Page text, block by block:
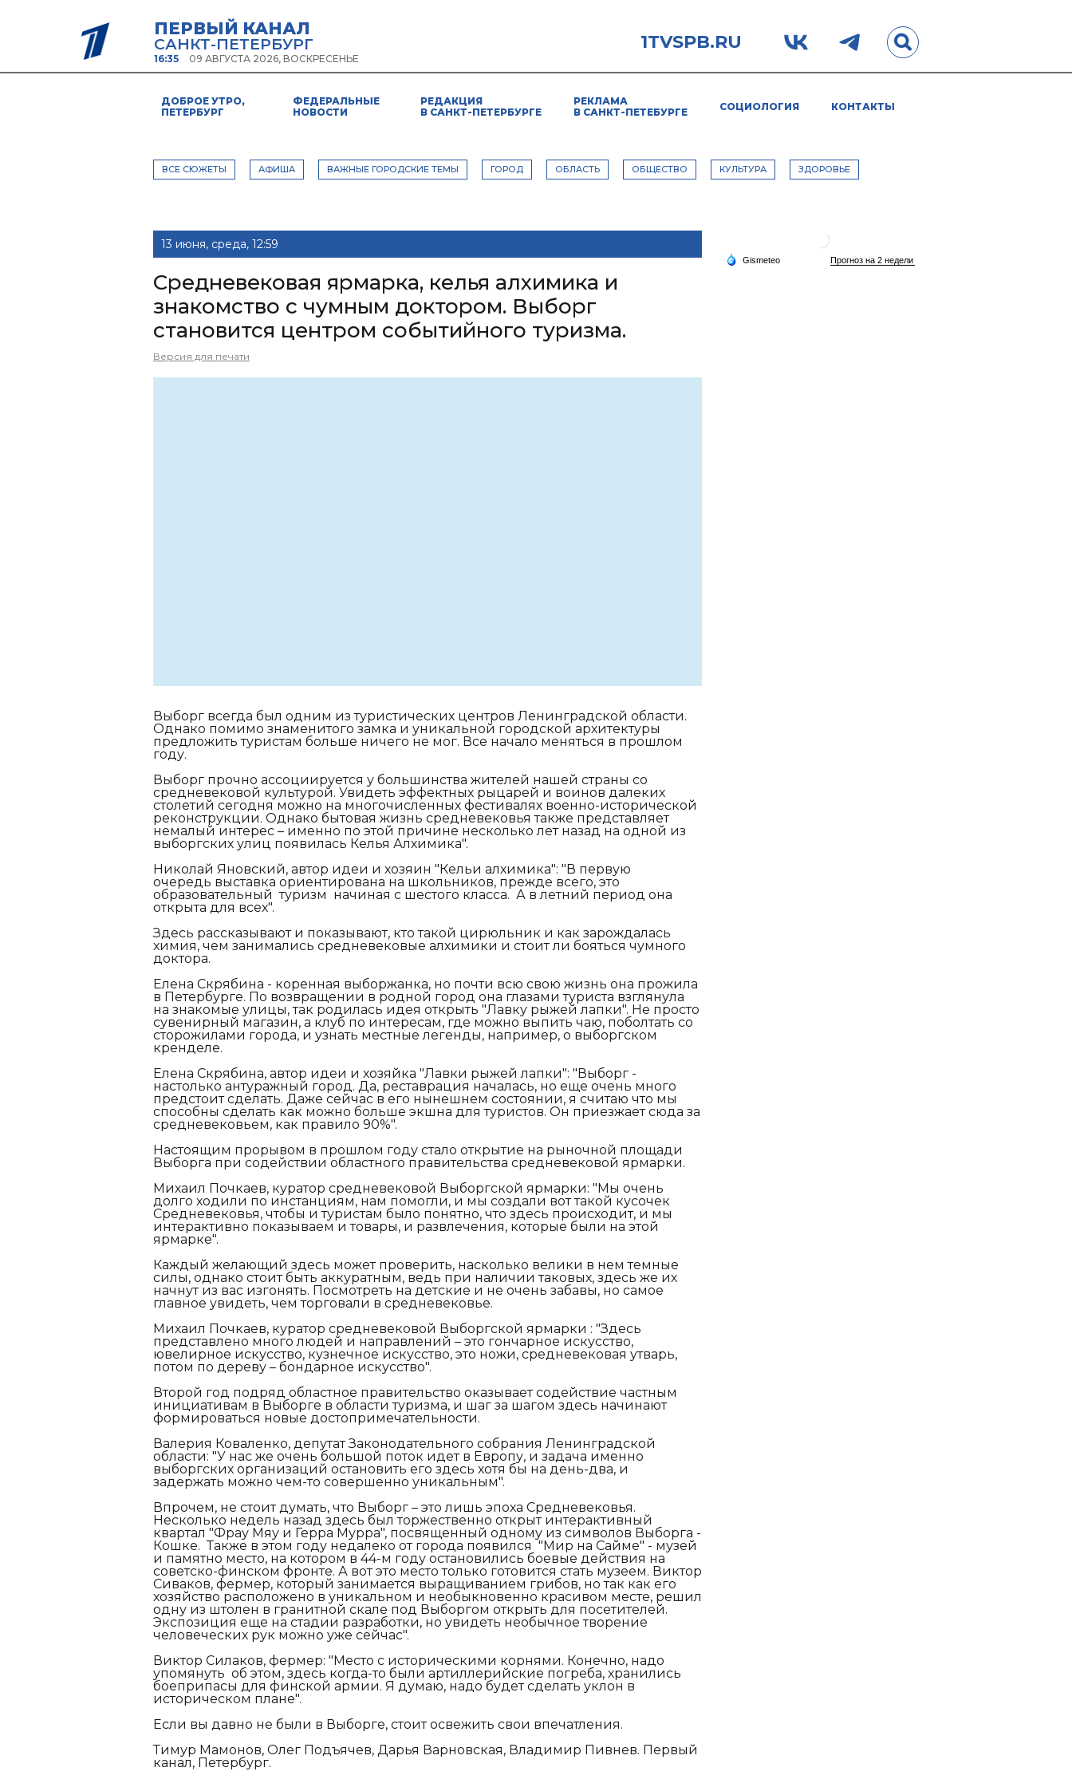
ПЕРВЫЙ КАНАЛ
САНКТ-ПЕТЕРБУРГ
16:35 09 АВГУСТА 2026, ВОСКРЕСЕНЬЕ
1TVSPB.RU
ДОБРОЕ УТРО,
ПЕТЕРБУРГ
ФЕДЕРАЛЬНЫЕ
НОВОСТИ
РЕДАКЦИЯ
В САНКТ-ПЕТЕРБУРГЕ
РЕКЛАМА
В САНКТ-ПЕТЕБУРГЕ
СОЦИОЛОГИЯ КОНТАКТЫ
ВСЕ СЮЖЕТЫ АФИША ВАЖНЫЕ ГОРОДСКИЕ ТЕМЫ ГОРОД ОБЛАСТЬ ОБЩЕСТВО КУЛЬТУРА ЗДОРОВЬЕ
13 июня, среда, 12:59
Средневековая ярмарка, келья алхимика и
знакомство с чумным доктором. Выборг
становится центром событийного туризма.
Версия для печати
Выборг всегда был одним из туристических центров Ленинградской области.
Однако помимо знаменитого замка и уникальной городской архитектуры
предложить туристам больше ничего не мог. Все начало меняться в прошлом
году.
Выборг прочно ассоциируется у большинства жителей нашей страны со
средневековой культурой. Увидеть эффектных рыцарей и воинов далеких
столетий сегодня можно на многочисленных фестивалях военно-исторической
реконструкции. Однако бытовая жизнь средневековья также представляет
немалый интерес – именно по этой причине несколько лет назад на одной из
выборгских улиц появилась Келья Алхимика".
Николай Яновский, автор идеи и хозяин "Кельи алхимика": "В первую
очередь выставка ориентирована на школьников, прежде всего, это
образовательный туризм начиная с шестого класса. А в летний период она
открыта для всех".
Здесь рассказывают и показывают, кто такой цирюльник и как зарождалась
химия, чем занимались средневековые алхимики и стоит ли бояться чумного
доктора.
Елена Скрябина - коренная выборжанка, но почти всю свою жизнь она прожила
в Петербурге. По возвращении в родной город она глазами туриста взглянула
на знакомые улицы, так родилась идея открыть "Лавку рыжей лапки". Не просто
сувенирный магазин, а клуб по интересам, где можно выпить чаю, поболтать со
сторожилами города, и узнать местные легенды, например, о выборгском
кренделе.
Елена Скрябина, автор идеи и хозяйка "Лавки рыжей лапки": "Выборг -
настолько антуражный город. Да, реставрация началась, но еще очень много
предстоит сделать. Даже сейчас в его нынешнем состоянии, я считаю что мы
способны сделать как можно больше экшна для туристов. Он приезжает сюда за
средневековьем, как правило 90%".
Настоящим прорывом в прошлом году стало открытие на рыночной площади
Выборга при содействии областного правительства средневековой ярмарки.
Михаил Почкаев, куратор средневековой Выборгской ярмарки: "Мы очень
долго ходили по инстанциям, нам помогли, и мы создали вот такой кусочек
Средневековья, чтобы и туристам было понятно, что здесь происходит, и мы
интерактивно показываем и товары, и развлечения, которые были на этой
ярмарке".
Каждый желающий здесь может проверить, насколько велики в нем темные
силы, однако стоит быть аккуратным, ведь при наличии таковых, здесь же их
начнут из вас изгонять. Посмотреть на детские и не очень забавы, но самое
главное увидеть, чем торговали в средневековье.
Михаил Почкаев, куратор средневековой Выборгской ярмарки : "Здесь
представлено много людей и направлений – это гончарное искусство,
ювелирное искусство, кузнечное искусство, это ножи, средневековая утварь,
потом по дереву – бондарное искусство".
Второй год подряд областное правительство оказывает содействие частным
инициативам в Выборге в области туризма, и шаг за шагом здесь начинают
формироваться новые достопримечательности.
Валерия Коваленко, депутат Законодательного собрания Ленинградской
области: "У нас же очень большой поток идет в Европу, и задача именно
выборгских организаций остановить его здесь хотя бы на день-два, и
задержать можно чем-то совершенно уникальным".
Впрочем, не стоит думать, что Выборг – это лишь эпоха Средневековья.
Несколько недель назад здесь был торжественно открыт интерактивный
квартал "Фрау Мяу и Герра Мурра", посвященный одному из символов Выборга -
Кошке. Также в этом году недалеко от города появился "Мир на Сайме" - музей
и памятно место, на котором в 44-м году остановились боевые действия на
советско-финском фронте. А вот это место только готовится стать музеем. Виктор
Сиваков, фермер, который занимается выращиванием грибов, но так как его
хозяйство расположено в уникальном и необыкновенно красивом месте, решил
одну из штолен в гранитной скале под Выборгом открыть для посетителей.
Экспозиция еще на стадии разработки, но увидеть необычное творение
человеческих рук можно уже сейчас".
Виктор Силаков, фермер: "Место с историческими корнями. Конечно, надо
упомянуть об этом, здесь когда-то были артиллерийские погреба, хранились
боеприпасы для финской армии. Я думаю, надо будет сделать уклон в
историческом плане".
Если вы давно не были в Выборге, стоит освежить свои впечатления.
Тимур Мамонов, Олег Подъячев, Дарья Варновская, Владимир Пивнев. Первый
канал, Петербург.